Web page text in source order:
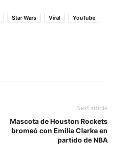
Star Wars Viral YouTube
Next article
Mascota de Houston Rockets
bromeó con Emilia Clarke en
partido de NBA